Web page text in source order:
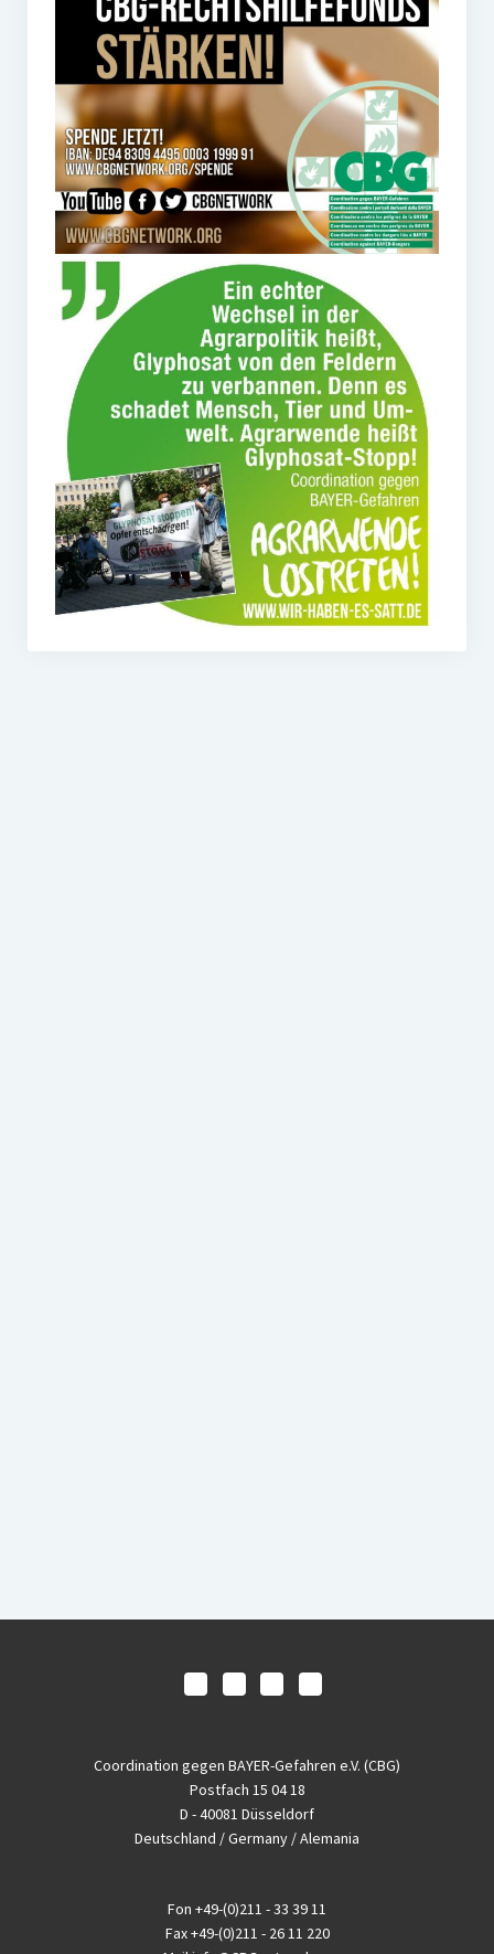
Coordination gegen BAYER-Gefahren e.V. (CBG)
Postfach 15 04 18
D - 40081 Düsseldorf
Deutschland / Germany / Alemania
Fon +49-(0)211 - 33 39 11
Fax+49-(0)211 - 26 11 220